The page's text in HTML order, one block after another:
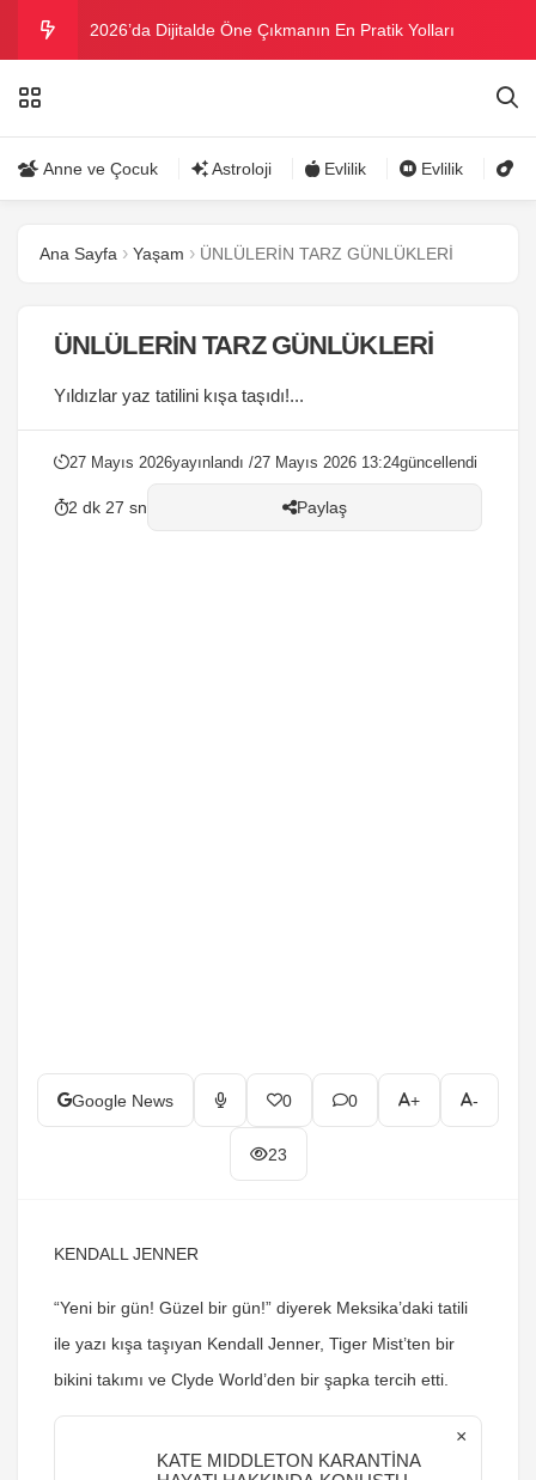
2026’da Dijitalde Öne Çıkmanın En Pratik Yolları
Danla Bilic ile Reynmen Miami’de tatilde
Anne ve Çocuk Astroloji Evlilik Evlilik
Ana Sayfa Yaşam ÜNLÜLERİN TARZ GÜNLÜKLERİ
ÜNLÜLERİN TARZ GÜNLÜKLERİ
Yıldızlar yaz tatilini kışa taşıdı!...
27 Mayıs 2026yayınlandı /27 Mayıs 2026 13:24güncellendi
2 dk 27 sn Paylaş
Google News 0 0 + -
23
KENDALL JENNER
“Yeni bir gün! Güzel bir gün!” diyerek Meksika’daki tatili
ile yazı kışa taşıyan Kendall Jenner, Tiger Mist’ten bir
bikini takımı ve Clyde World’den bir şapka tercih etti.
KATE MIDDLETON KARANTİNA
×